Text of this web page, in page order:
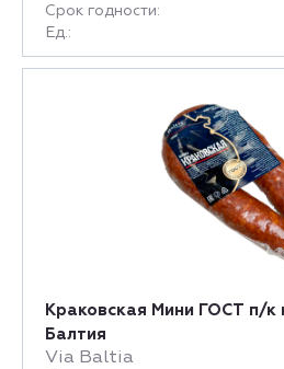
Срок годности:
Ед.:
Краковская Мини ГОСТ п/к
Балтия
Via Baltia